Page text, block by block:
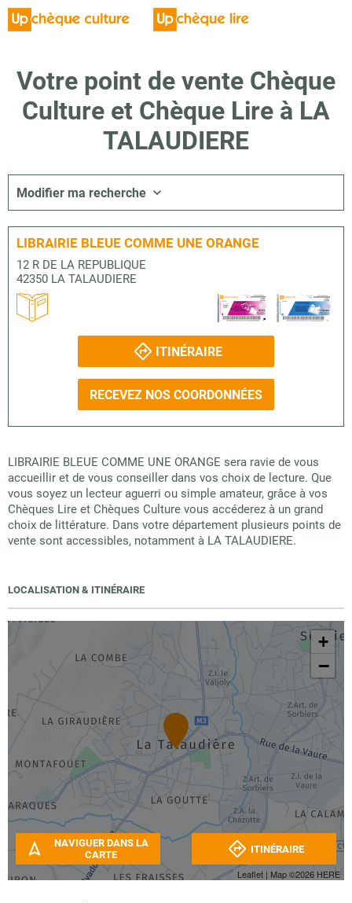
Votre point de vente Chèque
Culture et Chèque Lire à LA
TALAUDIERE
Modifier ma recherche
LIBRAIRIE BLEUE COMME UNE ORANGE
12 R DE LA REPUBLIQUE
42350 LA TALAUDIERE
ITINÉRAIRE
RECEVEZ NOS COORDONNÉES
LIBRAIRIE BLEUE COMME UNE ORANGE sera ravie de vous
accueillir et de vous conseiller dans vos choix de lecture. Que
vous soyez un lecteur aguerri ou simple amateur, grâce à vos
Chèques Lire et Chèques Culture vous accéderez à un grand
choix de littérature. Dans votre département plusieurs points de
vente sont accessibles, notamment à LA TALAUDIERE.
LOCALISATION & ITINÉRAIRE
+
−
Leaflet | Map ©2026 HERE
NAVIGUER DANS LA
CARTE
ITINÉRAIRE